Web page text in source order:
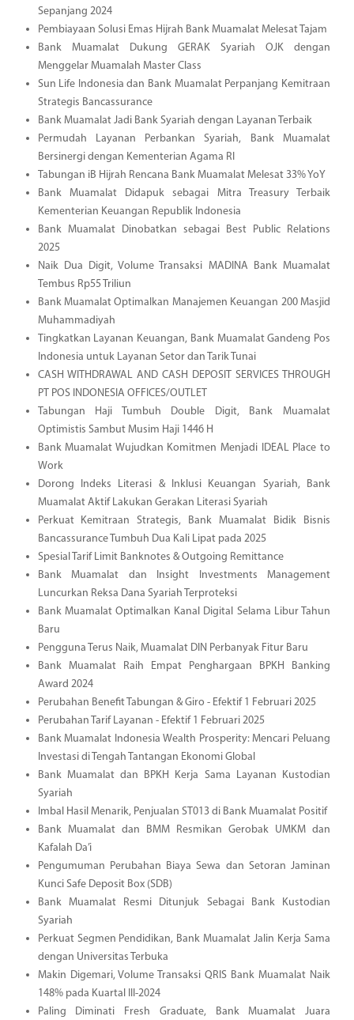
Sepanjang 2024
Pembiayaan Solusi Emas Hijrah Bank Muamalat Melesat Tajam
Bank Muamalat Dukung GERAK Syariah OJK dengan
Menggelar Muamalah Master Class
Sun Life Indonesia dan Bank Muamalat Perpanjang Kemitraan
Strategis Bancassurance
Bank Muamalat Jadi Bank Syariah dengan Layanan Terbaik
Permudah Layanan Perbankan Syariah, Bank Muamalat
Bersinergi dengan Kementerian Agama RI
Tabungan iB Hijrah Rencana Bank Muamalat Melesat 33% YoY
Bank Muamalat Didapuk sebagai Mitra Treasury Terbaik
Kementerian Keuangan Republik Indonesia
Bank Muamalat Dinobatkan sebagai Best Public Relations
2025
Naik Dua Digit, Volume Transaksi MADINA Bank Muamalat
Tembus Rp55 Triliun
Bank Muamalat Optimalkan Manajemen Keuangan 200 Masjid
Muhammadiyah
Tingkatkan Layanan Keuangan, Bank Muamalat Gandeng Pos
Indonesia untuk Layanan Setor dan Tarik Tunai
CASH WITHDRAWAL AND CASH DEPOSIT SERVICES THROUGH
PT POS INDONESIA OFFICES/OUTLET
Tabungan Haji Tumbuh Double Digit, Bank Muamalat
Optimistis Sambut Musim Haji 1446 H
Bank Muamalat Wujudkan Komitmen Menjadi IDEAL Place to
Work
Dorong Indeks Literasi & Inklusi Keuangan Syariah, Bank
Muamalat Aktif Lakukan Gerakan Literasi Syariah
Perkuat Kemitraan Strategis, Bank Muamalat Bidik Bisnis
Bancassurance Tumbuh Dua Kali Lipat pada 2025
Spesial Tarif Limit Banknotes & Outgoing Remittance
Bank Muamalat dan Insight Investments Management
Luncurkan Reksa Dana Syariah Terproteksi
Bank Muamalat Optimalkan Kanal Digital Selama Libur Tahun
Baru
Pengguna Terus Naik, Muamalat DIN Perbanyak Fitur Baru
Bank Muamalat Raih Empat Penghargaan BPKH Banking
Award 2024
Perubahan Benefit Tabungan & Giro - Efektif 1 Februari 2025
Perubahan Tarif Layanan - Efektif 1 Februari 2025
Bank Muamalat Indonesia Wealth Prosperity: Mencari Peluang
Investasi di Tengah Tantangan Ekonomi Global
Bank Muamalat dan BPKH Kerja Sama Layanan Kustodian
Syariah
Imbal Hasil Menarik, Penjualan ST013 di Bank Muamalat Positif
Bank Muamalat dan BMM Resmikan Gerobak UMKM dan
Kafalah Da’i
Pengumuman Perubahan Biaya Sewa dan Setoran Jaminan
Kunci Safe Deposit Box (SDB)
Bank Muamalat Resmi Ditunjuk Sebagai Bank Kustodian
Syariah
Perkuat Segmen Pendidikan, Bank Muamalat Jalin Kerja Sama
dengan Universitas Terbuka
Makin Digemari, Volume Transaksi QRIS Bank Muamalat Naik
148% pada Kuartal III-2024
Paling Diminati Fresh Graduate, Bank Muamalat Juara